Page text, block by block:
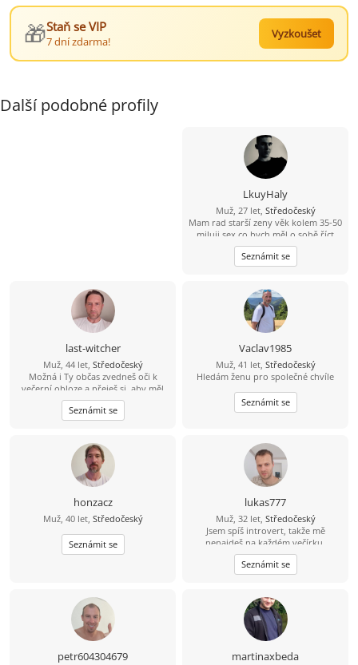
🎁Staň se VIP
7 dní zdarma!
Vyzkoušet
Další podobné profily
LkuyHaly
Muž, 27 let, Středočeský
Mam rad starší zeny věk kolem 35-50
miluji sex co bych měl o sobě říct
jsem mylný hodný stydlivý ze
začátku ale pokud to na mně
rozbalíš a ukážeš mi poradny sex
Seznámit se
last-witcher
Muž, 44 let, Středočeský
Možná i Ty občas zvedneš oči k
večerní obloze a přeješ si, aby měl
někdo radost z každého dne, který s
Tebou může sdílet. Právě Tebe bych
rád poznal.
Seznámit se
Vaclav1985
Muž, 41 let, Středočeský
Hledám ženu pro společné chvíle
Seznámit se
honzacz
Muž, 40 let, Středočeský
Seznámit se
lukas777
Muž, 32 let, Středočeský
Jsem spíš introvert, takže mě
nenajdeš na každém večírku.
Mnohem raději si užiju pohodový
večer, procházku nebo hezký výlet.
Hledám holku, se kterou nám bude
si budeme rozumět, všechno ostatní
přijde samo
Seznámit se
petr604304679 martinaxbeda